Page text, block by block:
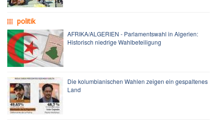
politik
AFRIKA/ALGERIEN - Parlamentswahl in Algerien:
Historisch niedrige Wahlbeteiligung
Die kolumbianischen Wahlen zeigen ein gespaltenes
Land